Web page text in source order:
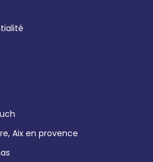
Aix en provence